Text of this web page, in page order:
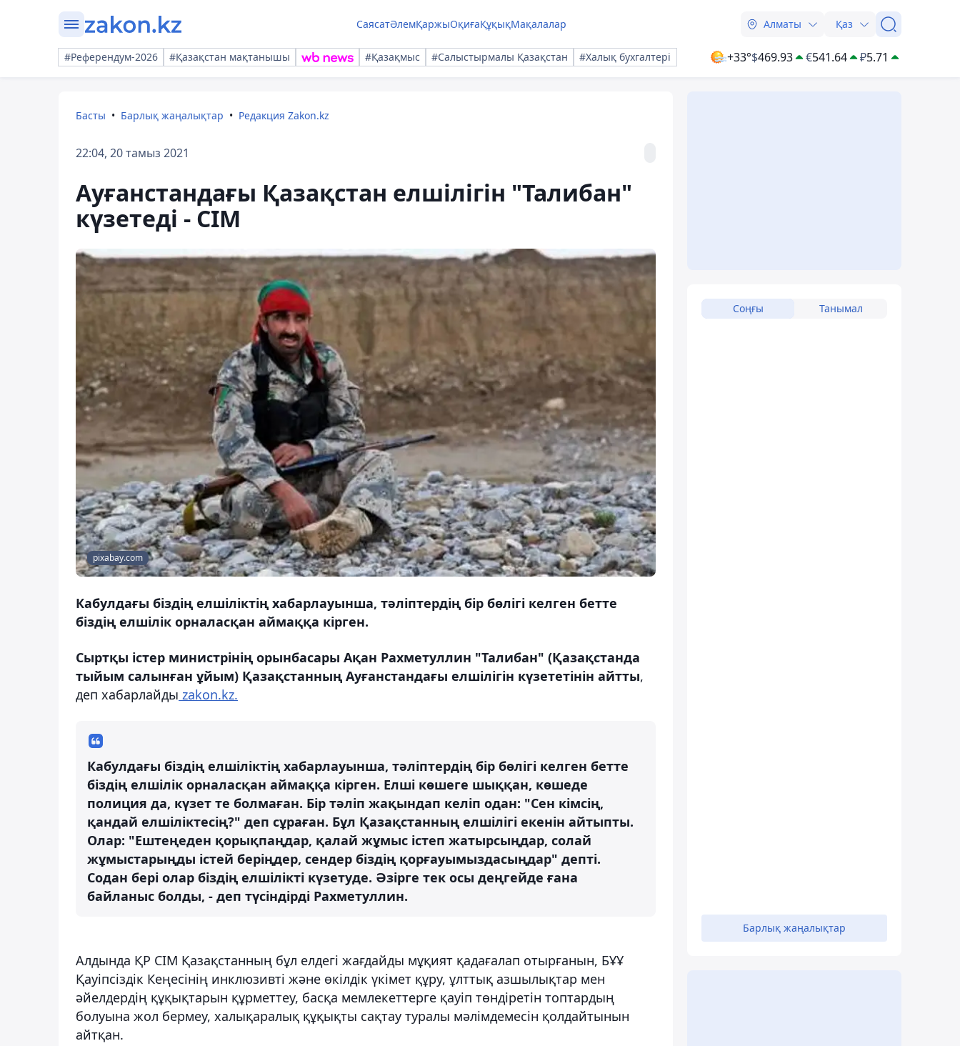
СаясатӘлемҚаржыОқиғаҚұқықМақалалар Алматы Қаз
#Референдум-2026 #Қазақстан мақтанышы #Қазақмыс #Салыстырмалы Қазақстан #Халық бухгалтері +33°$469.93 €541.64 ₽5.71
Басты Барлық жаңалықтар Редакция Zakon.kz
22:04, 20 тамыз 2021
Ауғанстандағы Қазақстан елшілігін "Талибан"
күзетеді - СІМ
pixabay.com
Кабулдағы біздің елшіліктің хабарлауынша, тәліптердің бір бөлігі келген бетте
біздің елшілік орналасқан аймаққа кірген.
Сыртқы істер министрінің орынбасары Ақан Рахметуллин "Талибан" (Қазақстанда
тыйым салынған ұйым) Қазақстанның Ауғанстандағы елшілігін күзететінін айтты,
деп хабарлайды zakon.kz.
Кабулдағы біздің елшіліктің хабарлауынша, тәліптердің бір бөлігі келген бетте
біздің елшілік орналасқан аймаққа кірген. Елші көшеге шыққан, көшеде
полиция да, күзет те болмаған. Бір тәліп жақындап келіп одан: "Сен кімсің,
қандай елшіліктесің?" деп сұраған. Бұл Қазақстанның елшілігі екенін айтыпты.
Олар: "Ештеңеден қорықпаңдар, қалай жұмыс істеп жатырсыңдар, солай
жұмыстарыңды істей беріңдер, сендер біздің қорғауымыздасыңдар" депті.
Содан бері олар біздің елшілікті күзетуде. Әзірге тек осы деңгейде ғана
байланыс болды, - деп түсіндірді Рахметуллин.
Алдында ҚР СІМ Қазақстанның бұл елдегі жағдайды мұқият қадағалап отырғанын, БҰҰ
Қауіпсіздік Кеңесінің инклюзивті және өкілдік үкімет құру, ұлттық азшылықтар мен
әйелдердің құқықтарын құрметтеу, басқа мемлекеттерге қауіп төндіретін топтардың
болуына жол бермеу, халықаралық құқықты сақтау туралы мәлімдемесін қолдайтынын
айтқан.
Соңғы Танымал
Барлық жаңалықтар